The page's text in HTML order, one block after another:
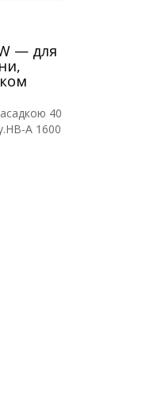
— для
40
A 1600